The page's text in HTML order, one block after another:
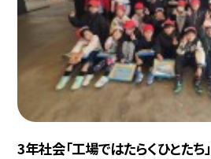
3年社会「工場ではたらくひとた